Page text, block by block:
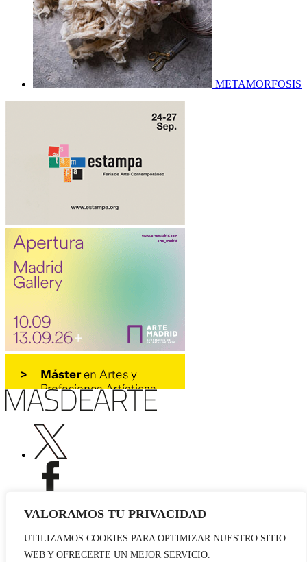
VALORAMOS TU PRIVACIDAD
UTILIZAMOS COOKIES PARA OPTIMIZAR NUESTRO SITIO
WEB Y OFRECERTE UN MEJOR SERVICIO.
METAMORFOSIS
Publicidad